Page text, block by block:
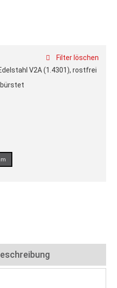
Filter löschen
V2A (1.4301), rostfrei